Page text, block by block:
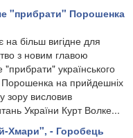
"прибрати" Порошенка
більш вигідне для
з новим главою
"прибрати" українського
на прийдешніх
зору висловив
України Курт Волке...
Хмари", - Горобець